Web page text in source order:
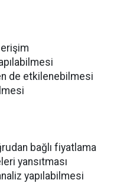
erişim
de etkilenebilmesi
bağlı fiyatlama
yansıtması
yapılabilmesi